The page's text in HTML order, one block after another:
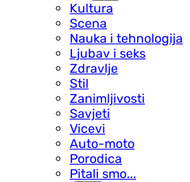
Kultura
Scena
Nauka i tehnologija
Ljubav i seks
Zdravlje
Stil
Zanimljivosti
Savjeti
Vicevi
Auto-moto
Porodica
Pitali smo...